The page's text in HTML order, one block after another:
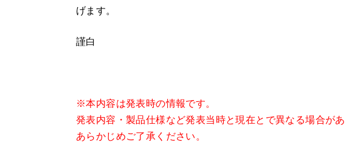
げます。
謹白
※本内容は発表時の情報です。
発表内容・製品仕様など発表当時と現在とで異なる場合が
あらかじめご了承ください。